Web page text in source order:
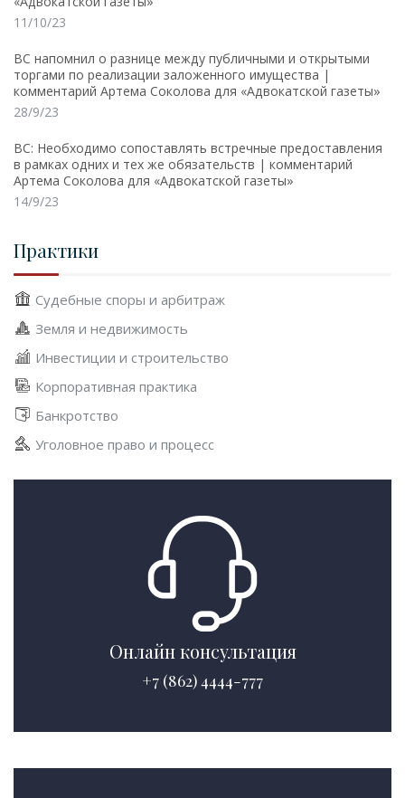
11/10/23
ВС напомнил о разнице между публичными и открытыми
торгами по реализации заложенного имущества |
комментарий Артема Соколова для «Адвокатской газеты»
28/9/23
ВС: Необходимо сопоставлять встречные предоставления
в рамках одних и тех же обязательств | комментарий
Артема Соколова для «Адвокатской газеты»
14/9/23
Практики
Судебные споры и арбитраж
Земля и недвижимость
Инвестиции и строительство
Корпоративная практика
Банкротство
Уголовное право и процесс
Онлайн консультация
+7 (862) 4444-777